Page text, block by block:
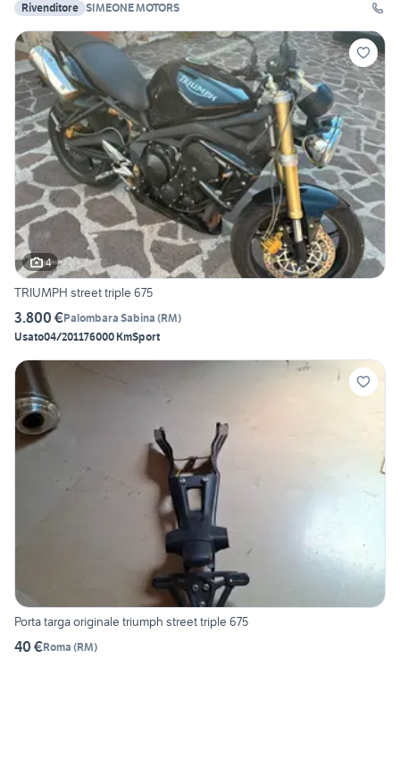
Rivenditore SIMEONE MOTORS
4
TRIUMPH street triple 675
3.800 €Palombara Sabina (RM)
Usato04/201176000 KmSport
Porta targa originale triumph street triple 675
40 €Roma (RM)